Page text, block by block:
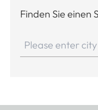
Finden Sie einen